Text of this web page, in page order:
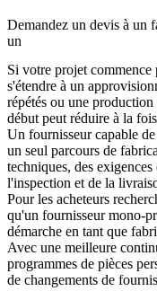
Demandez un devis à un
un
Si votre projet commence
s'étendre à un
répétés ou une
début peut réduire à la
Un fournisseur capable
un seul parcours de
techniques, des
l'inspection et de la
Pour les acheteurs
qu'un fournisseur mono-
démarche en tant que
Avec une meilleure
programmes de pièces
de changements de